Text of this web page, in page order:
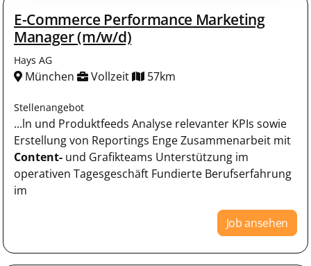
E-Commerce Performance Marketing
Manager (m/w/d)
Hays AG
München Vollzeit 57km
Stellenangebot
...ln und Produktfeeds Analyse relevanter KPIs sowie
Erstellung von Reportings Enge Zusammenarbeit mit
Content- und Grafikteams Unterstützung im
operativen Tagesgeschäft Fundierte Berufserfahrung
im
Job ansehen